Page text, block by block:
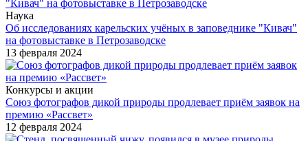
Наука
Об исследованиях карельских учёных в заповеднике "Кивач"
на фотовыставке в Петрозаводске
13 февраля 2024
Конкурсы и акции
Союз фотографов дикой природы продлевает приём заявок на
премию «Рассвет»
12 февраля 2024